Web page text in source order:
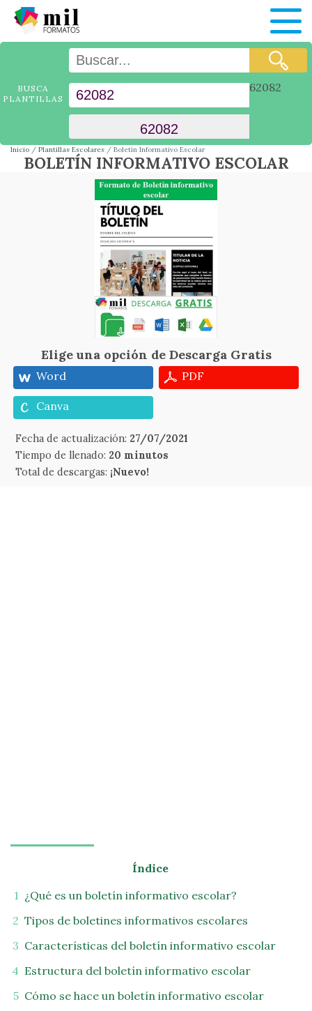
BUSCA
PLANTILLAS
62082
Inicio Plantillas Escolares Boletín Informativo Escolar
BOLETÍN INFORMATIVO ESCOLAR
Elige una opción de Descarga Gratis
Word PDF
Canva
Fecha de actualización: 27/07/2021
Tiempo de llenado: 20 minutos
Total de descargas: ¡Nuevo!
Índice
¿Qué es un boletín informativo escolar?
Tipos de boletines informativos escolares
Características del boletín informativo escolar
Estructura del boletín informativo escolar
Cómo se hace un boletín informativo escolar